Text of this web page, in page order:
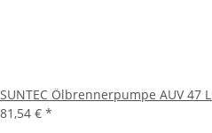
SUNTEC Ölbrennerpumpe AUV
81,54 € *